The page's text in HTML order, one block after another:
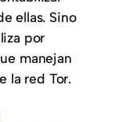
ellas. Sino
por
manejan
la red Tor.